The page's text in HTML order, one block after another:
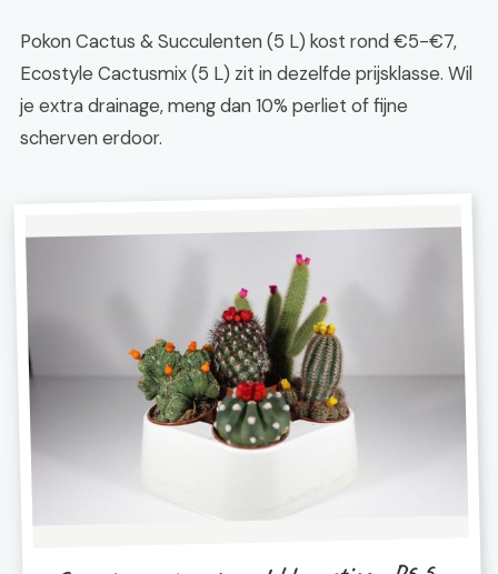
Pokon Cactus & Succulenten (5 L) kost rond €5-€7,
Ecostyle Cactusmix (5 L) zit in dezelfde prijsklasse. Wil
je extra drainage, meng dan 10% perliet of fijne
scherven erdoor.